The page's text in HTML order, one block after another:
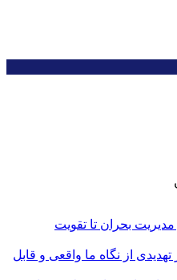
بحران تا تقویت
از نگاه ما واقعی و قابل